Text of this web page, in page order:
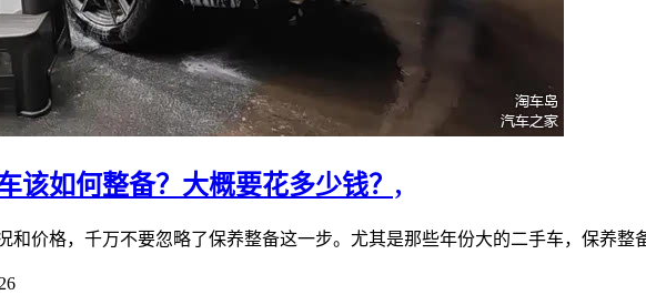
该如何整备？大概要花多少钱？,
和价格，千万不要忽略了保养整备这一步。尤其是那些年份大的二手车，保养整